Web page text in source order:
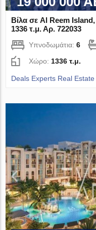
Βίλα σε Al Reem
1336 τ.μ. Αρ. 722033
Υπνοδωμάτια:6
Χώρο: 1336 τ.μ.
Deals Experts Real Estate